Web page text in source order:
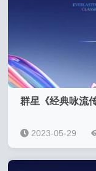
群星《经典咏流
2023-05-29